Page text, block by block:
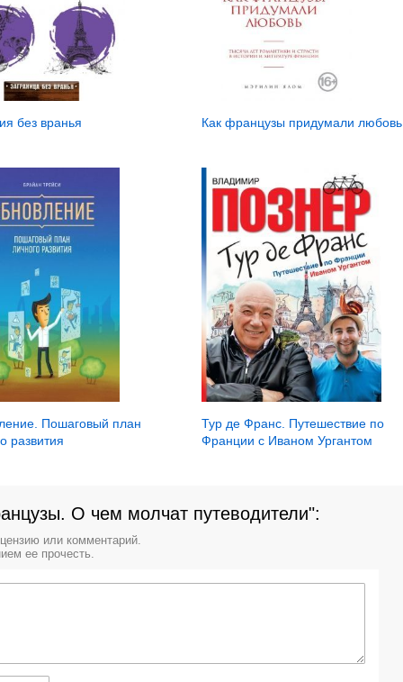
без вранья Как французы придумали любовь
Пошаговый план
развития
Тур де Франс. Путешествие по
Франции с Иваном Ургантом
О чем молчат путеводители":
или комментарий.
ее прочесть.